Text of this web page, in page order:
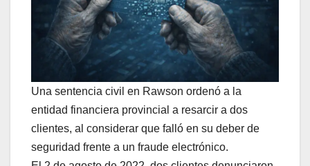
Una sentencia civil en Rawson ordenó a la
entidad financiera provincial a resarcir a dos
clientes, al considerar que falló en su deber de
seguridad frente a un fraude electrónico.